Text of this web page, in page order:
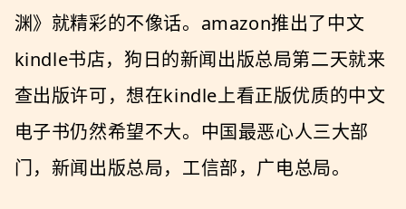
渊》就精彩的不像话。amazon推出了中文
kindle书店，狗日的新闻出版总局第二天就来
查出版许可，想在kindle上看正版优质的中文
电子书仍然希望不大。中国最恶心人三大部
门，新闻出版总局，工信部，广电总局。